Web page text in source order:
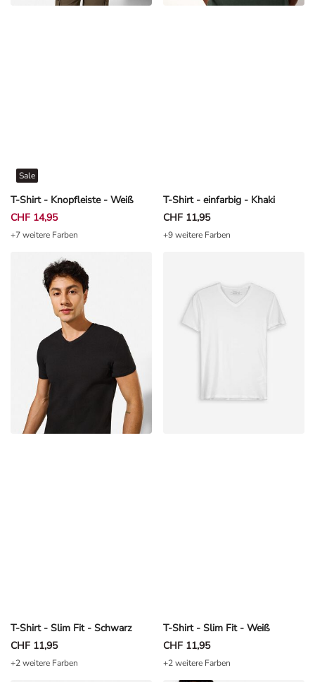
T-Shirt - Knopfleiste - Weiß
Sale
CHF 14,95
+7 weitere Farben
T-Shirt - einfarbig - Khaki
CHF 11,95
+9 weitere Farben
T-Shirt - Slim Fit - Schwarz
CHF 11,95
+2 weitere Farben
T-Shirt - Slim Fit - Weiß
CHF 11,95
+2 weitere Farben